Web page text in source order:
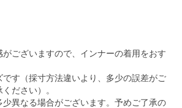
ございますので、インナーの着用をおす
す（採寸方法違いより、多少の誤差がご
ださい）。
異なる場合がございます。予めご了承の